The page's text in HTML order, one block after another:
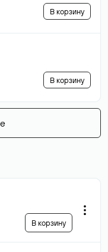
В корзину
В корзину
В корзину